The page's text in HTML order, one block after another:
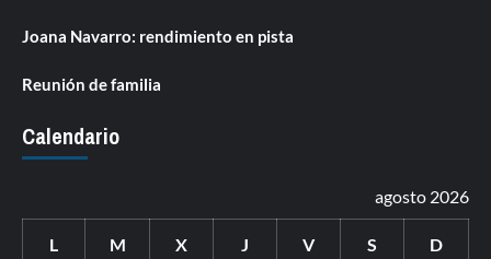
Joana Navarro: rendimiento en pista
Reunión de familia
Calendario
agosto 2026
L M X J V S D